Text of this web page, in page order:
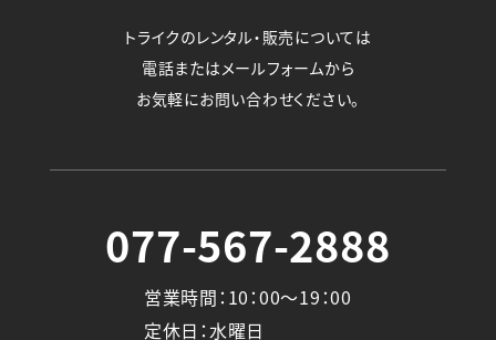
トライクのレンタル・販売については
電話またはメールフォームから
お気軽にお問い合わせください。
077-567-2888
営業時間：10：00～19：00
定休日：水曜日